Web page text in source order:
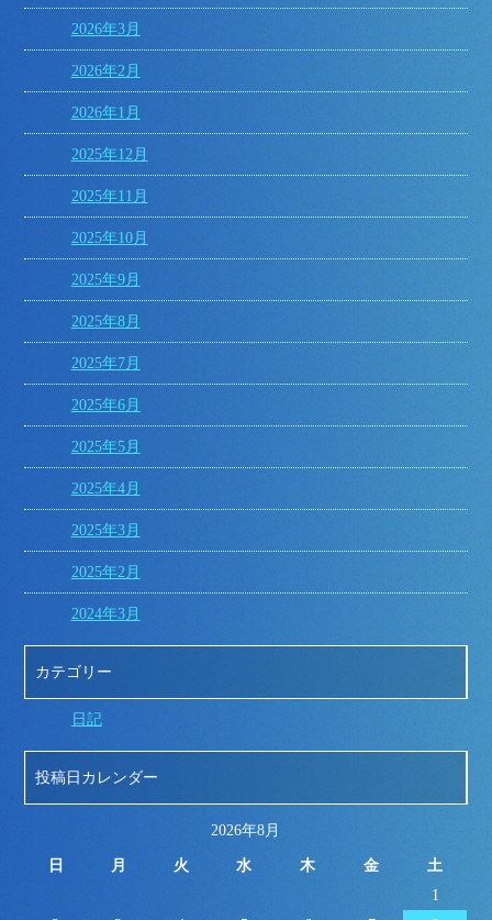
2026年3月
2026年2月
2026年1月
2025年12月
2025年11月
2025年10月
2025年9月
2025年8月
2025年7月
2025年6月
2025年5月
2025年4月
2025年3月
2025年2月
2024年3月
カテゴリー
日記
投稿日カレンダー
2026年8月
日 月 火 水 木 金
土
1